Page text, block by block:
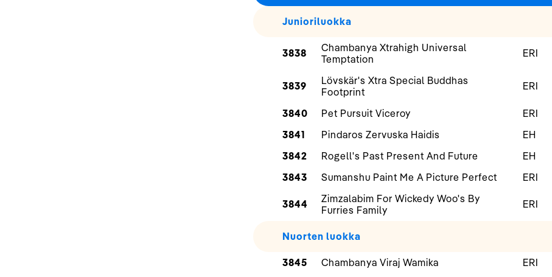
Junioriluokka
3838
Chambanya Xtrahigh Universal
Temptation
ERI
3839
Lövskär's Xtra Special Buddhas
Footprint
ERI
3840 Pet Pursuit Viceroy ERI
3841
Pindaros Zervuska Haidis
EH
3842
Rogell's Past Present And Future
EH
3843
Sumanshu Paint Me A Picture Perfect ERI
3844
Zimzalabim For Wickedy Woo's By
Furries Family
ERI
Nuorten luokka
3845 Chambanya Viraj Wamika ERI